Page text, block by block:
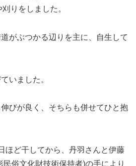
りをしました。
がぶつかる辺りを主に、自生して
いました。
びが良く、そちらも併せてひと抱
ほど干してから、丹羽さんと伊藤
民俗文化財技術保持者)の手により